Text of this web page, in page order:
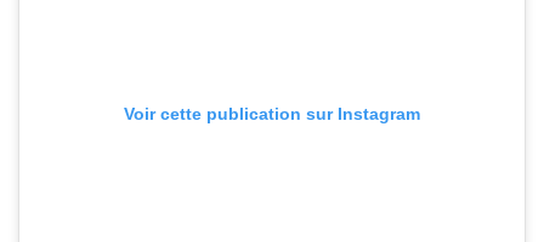
Voir cette publication sur Instagram